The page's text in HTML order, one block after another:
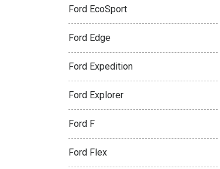
Ford EcoSport
Ford Edge
Ford Expedition
Ford Explorer
Ford F
Ford Flex